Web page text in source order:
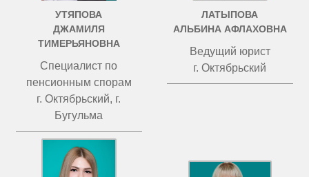
УТЯПОВА
ДЖАМИЛЯ
ТИМЕРЬЯНОВНА
Специалист по
пенсионным спорам
г. Октябрьский, г.
Бугульма
ЛАТЫПОВА
АЛЬБИНА АФЛАХОВНА
Ведущий юрист
г. Октябрьский